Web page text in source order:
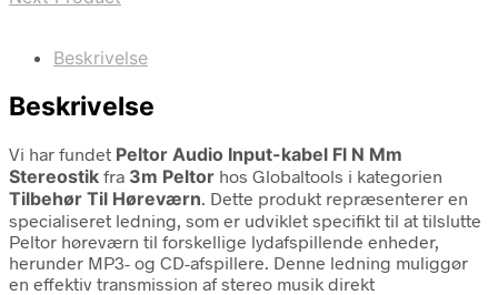
Beskrivelse
Beskrivelse
Vi har fundet Peltor Audio Input-kabel Fl N Mm
Stereostik fra 3m Peltor hos Globaltools i kategorien
Tilbehør Til Høreværn. Dette produkt repræsenterer en
specialiseret ledning, som er udviklet specifikt til at tilslutte
Peltor høreværn til forskellige lydafspillende enheder,
herunder MP3- og CD-afspillere. Denne ledning muliggør
en effektiv transmission af stereo musik direkt